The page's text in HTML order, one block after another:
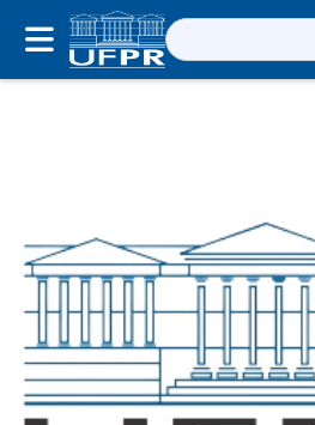
Pesquisar
por: